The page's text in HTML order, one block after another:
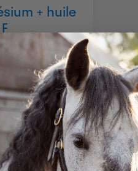
+ huile
de HorseFlex
Vitamin E